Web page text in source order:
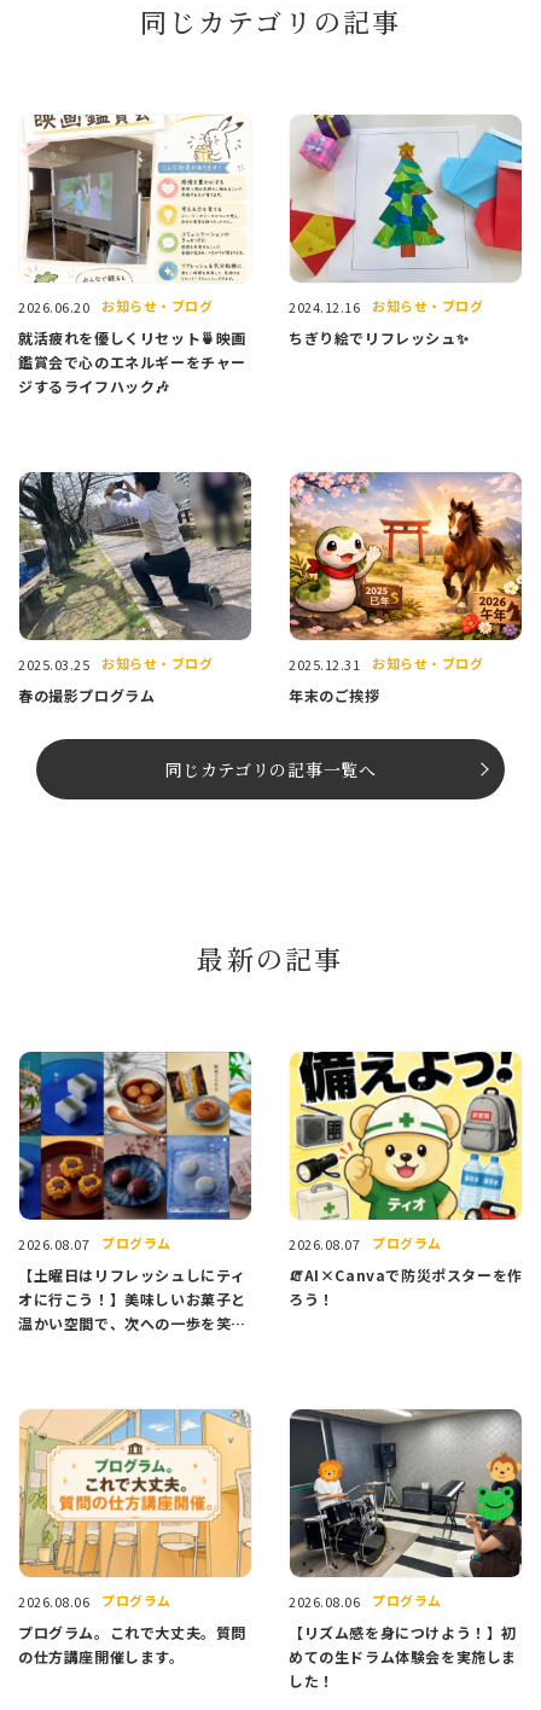
同じカテゴリの記事
2026.06.20 お知らせ・ブログ
就活疲れを優しくリセット🍵映画
鑑賞会で心のエネルギーをチャー
ジするライフハック🎶
2024.12.16 お知らせ・ブログ
ちぎり絵でリフレッシュ✨
2025.03.25 お知らせ・ブログ
春の撮影プログラム
2025.12.31 お知らせ・ブログ
年末のご挨拶
同じカテゴリの記事⼀覧へ
最新の記事
2026.08.07 プログラム
【土曜日はリフレッシュしにティ
オに行こう！】美味しいお菓子と
温かい空間で、次への一歩を笑顔
2026.08.07 プログラム
🧯AI×Canvaで防災ポスターを作
ろう！
2026.08.06 プログラム
プログラム。これで大丈夫。質問
の仕方講座開催します。
2026.08.06 プログラム
【リズム感を身につけよう！】初
めての生ドラム体験会を実施しま
した！